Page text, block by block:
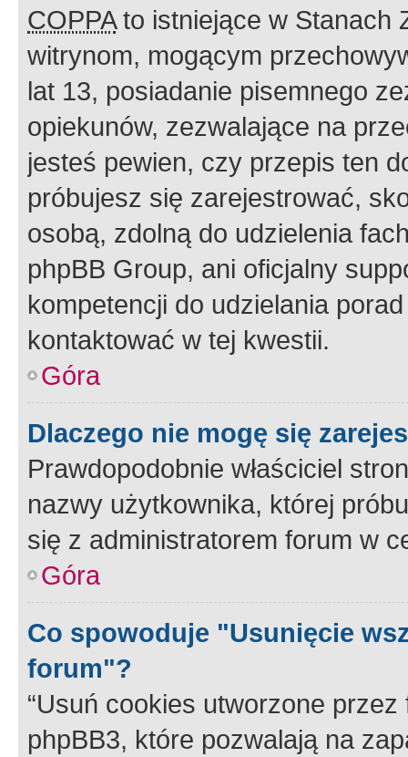
COPPAto istniejące w Stanach
witrynom, mogącym
lat 13, posiadanie pisemnego
opiekunów, zezwalające na
jesteś pewien, czy przepis ten
próbujesz się zarejestrować,
osobą, zdolną do udzielenia
phpBB Group, ani oficjalny
kompetencji do udzielania
kontaktować w tej kwestii.
Góra
Dlaczego nie mogę się
Prawdopodobnie właściciel
nazwy użytkownika, której
się z administratorem forum w
Góra
Co spowoduje "Usunięcie
forum"?
“Usuń cookies utworzone
phpBB3, które pozwalają na